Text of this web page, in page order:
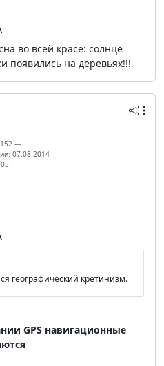
во всей красе: солнце
появились на деревьях!!!
07.08.2014
географический кретинизм.
GPS навигационные